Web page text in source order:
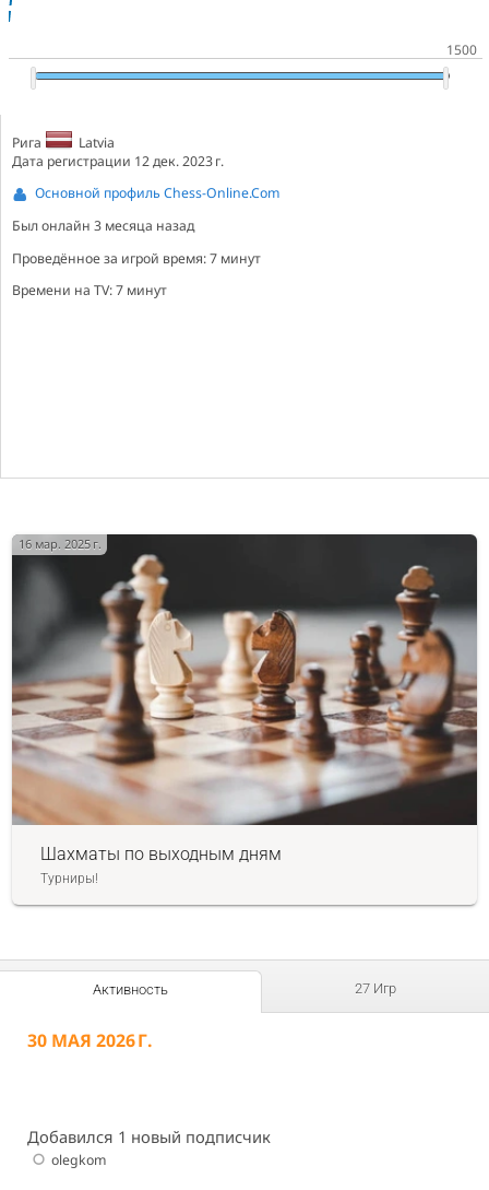
Рига
Latvia
Дата регистрации 12 дек. 2023 г.
Основной профиль Chess-Online.Com
Был онлайн 3 месяца назад
Проведённое за игрой время: 7 минут
Времени на TV: 7 минут
16 мар. 2025 г.
Шахматы по выходным дням
Турниры!
Активность 27 Игр
30 МАЯ 2026 Г.
Добавился 1 новый подписчик
olegkom